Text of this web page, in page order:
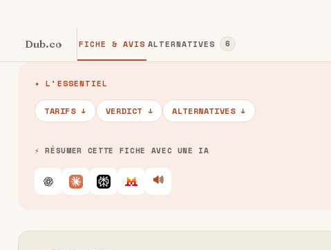
Dub.co FICHE & AVIS ALTERNATIVES 6
✦ L'ESSENTIEL
TARIFS ↓ VERDICT ↓ ALTERNATIVES ↓
⚡ RÉSUMER CETTE FICHE AVEC UNE IA
ChatGPTClaudePerplexityLe Chat
🔊
Écouter